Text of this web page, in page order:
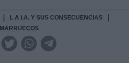
L A I.A. Y SUS CONSECUENCIAS
MARRUECOS